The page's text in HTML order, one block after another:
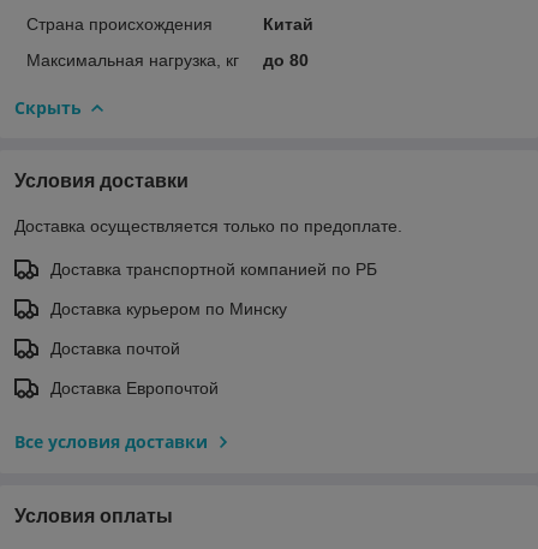
Страна происхождения
Китай
Максимальная нагрузка, кг
до 80
Скрыть
Условия доставки
Доставка осуществляется только по предоплате.
Доставка транспортной компанией по РБ
Доставка курьером по Минску
Доставка почтой
Доставка Европочтой
Все условия доставки
Условия оплаты